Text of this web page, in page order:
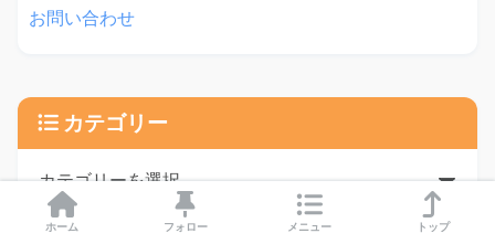
お問い合わせ
カテゴリー
ホーム フォロー メニュー トップ